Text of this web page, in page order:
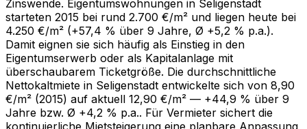
Zinswende. Eigentumswohnungen in Seligenstadt
starteten 2015 bei rund 2.700 €/m² und liegen heute bei
4.250 €/m² (+57,4 % über 9 Jahre, Ø +5,2 % p.a.).
Damit eignen sie sich häufig als Einstieg in den
Eigentumserwerb oder als Kapitalanlage mit
überschaubarem Ticketgröße. Die durchschnittliche
Nettokaltmiete in Seligenstadt entwickelte sich von 8,90
€/m² (2015) auf aktuell 12,90 €/m² — +44,9 % über 9
Jahre bzw. Ø +4,2 % p.a.. Für Vermieter sichert die
kontinuierliche Mietsteigerung eine planbare Anpassung